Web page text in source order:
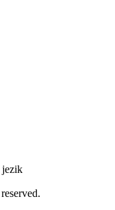
jezik